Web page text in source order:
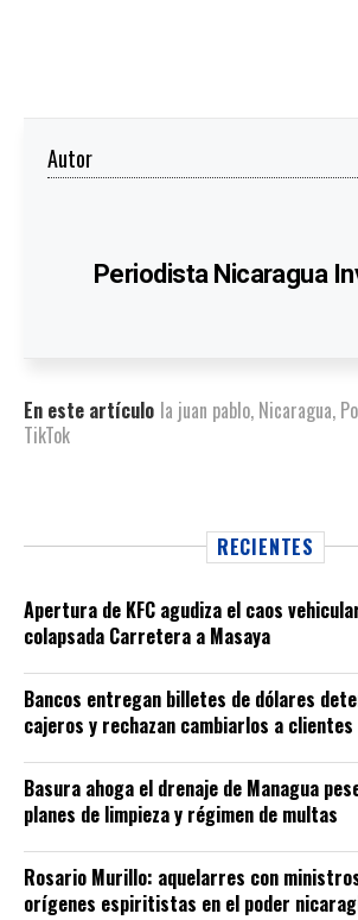
Autor
Periodista Nicaragua
En este artículo la juan pablo, Nicaragua,
TikTok
RECIENTES
Apertura de KFC agudiza el caos
colapsada Carretera a Masaya
Bancos entregan billetes de dólares
cajeros y rechazan cambiarlos a clientes
Basura ahoga el drenaje de Managua
planes de limpieza y régimen de multas
Rosario Murillo: aquelarres con
orígenes espiritistas en el poder